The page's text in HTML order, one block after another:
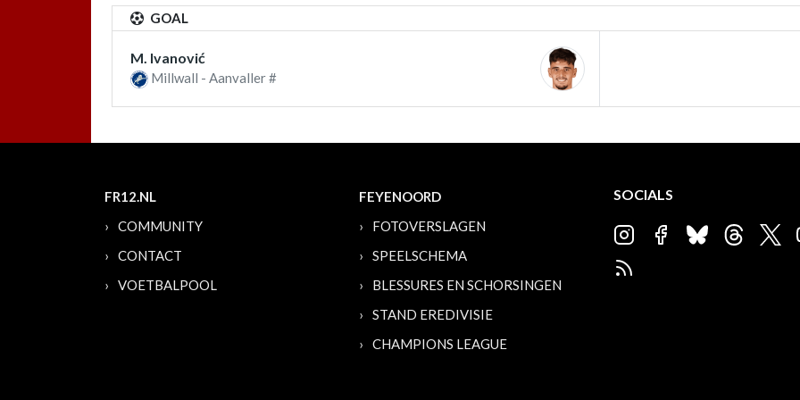
GOAL
M. Ivanović
Millwall - Aanvaller #
FR12.NL
COMMUNITY
CONTACT
VOETBALPOOL
FEYENOORD
FOTOVERSLAGEN
SPEELSCHEMA
BLESSURES EN SCHORSINGEN
STAND EREDIVISIE
CHAMPIONS LEAGUE
SOCIALS